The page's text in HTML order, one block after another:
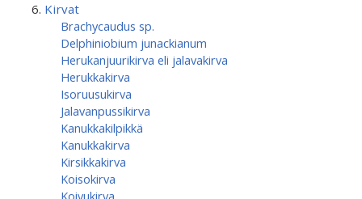
Kirvat
Brachycaudus sp.
Delphiniobium junackianum
Herukanjuurikirva eli jalavakirva
Herukkakirva
Isoruusukirva
Jalavanpussikirva
Kanukkakilpikkä
Kanukkakirva
Kirsikkakirva
Koisokirva
Koivukirva